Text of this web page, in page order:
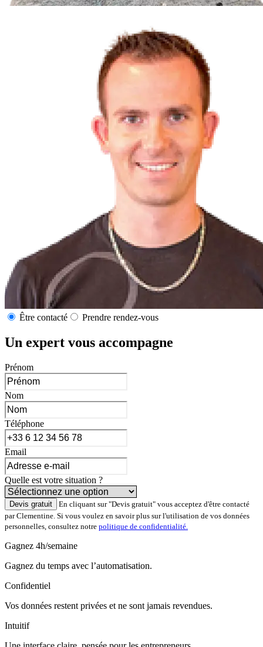
Être contacté Prendre rendez-vous
Un expert vous accompagne
Prénom
Nom
Téléphone
Email
Quelle est votre situation ?
Devis gratuit
En cliquant sur "Devis gratuit" vous acceptez d'être contacté
par Clementine. Si vous voulez en savoir plus sur l'utilisation de vos données
personnelles, consultez notre politique de confidentialité.
Gagnez 4h/semaine
Gagnez du temps avec l’automatisation.
Confidentiel
Vos données restent privées et ne sont jamais revendues.
Intuitif